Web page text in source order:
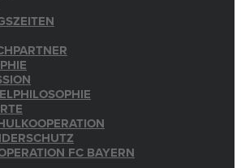
FC BAYERN